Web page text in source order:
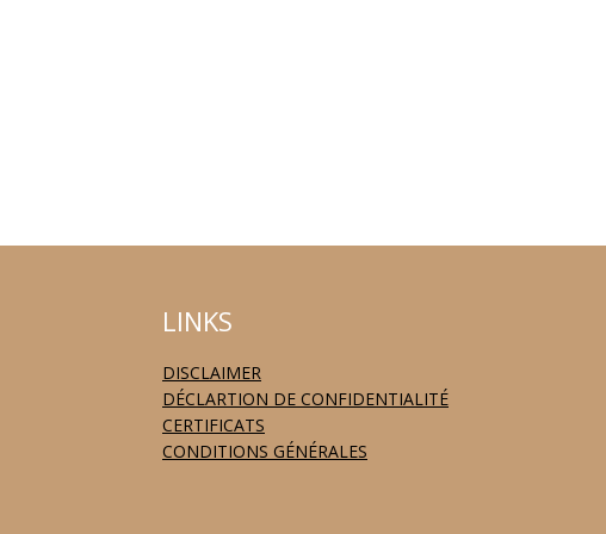
LINKS
DISCLAIMER
DÉCLARTION DE CONFIDENTIALITÉ
CERTIFICATS
CONDITIONS GÉNÉRALES